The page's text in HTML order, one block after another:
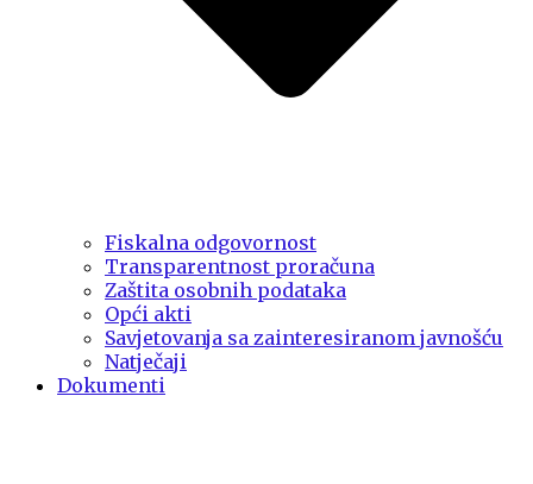
Fiskalna odgovornost
Transparentnost proračuna
Zaštita osobnih podataka
Opći akti
Savjetovanja sa zainteresiranom javnošću
Natječaji
Dokumenti